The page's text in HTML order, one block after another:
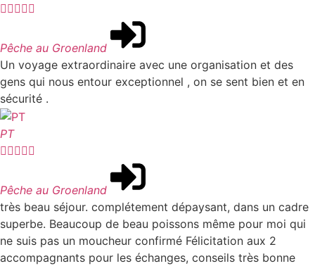

Pêche au Groenland
Un voyage extraordinaire avec une organisation et des
gens qui nous entour exceptionnel , on se sent bien et en
sécurité .
PT

Pêche au Groenland
très beau séjour. complétement dépaysant, dans un cadre
superbe. Beaucoup de beau poissons même pour moi qui
ne suis pas un moucheur confirmé Félicitation aux 2
accompagnants pour les échanges, conseils très bonne